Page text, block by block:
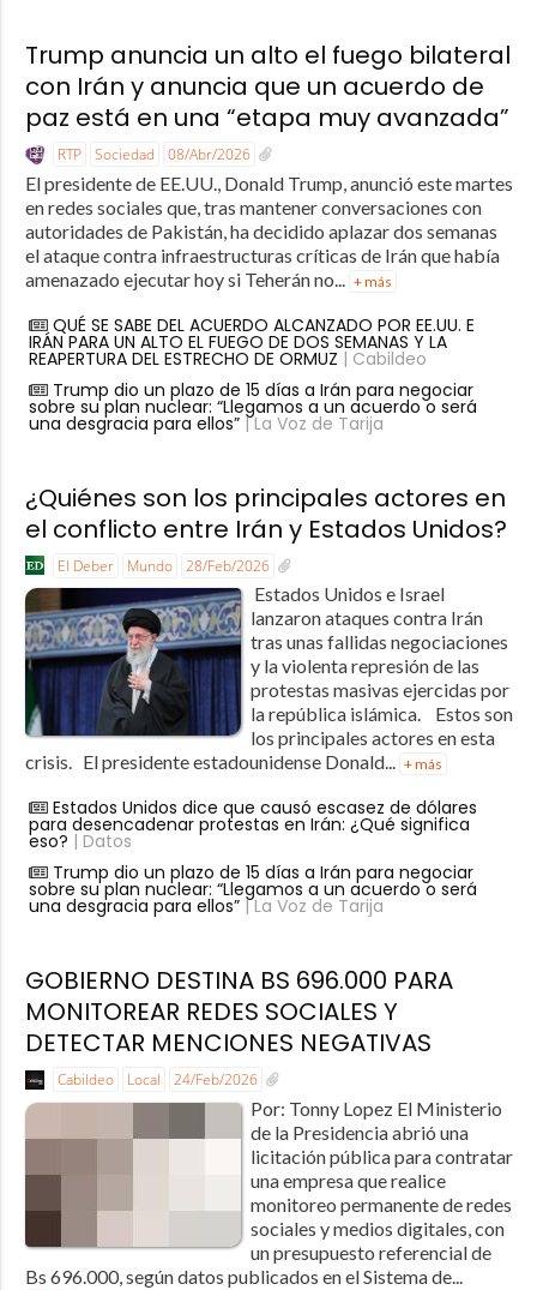
Trump anuncia un alto el fuego bilateral
con Irán y anuncia que un acuerdo de
paz está en una “etapa muy avanzada”
RTP Sociedad 08/Abr/2026
El presidente de EE.UU., Donald Trump, anunció este martes
en redes sociales que, tras mantener conversaciones con
autoridades de Pakistán, ha decidido aplazar dos semanas
el ataque contra infraestructuras críticas de Irán que había
amenazado ejecutar hoy si Teherán no...
+ más
QUÉ SE SABE DEL ACUERDO ALCANZADO POR EE.UU. E
IRÁN PARA UN ALTO EL FUEGO DE DOS SEMANAS Y LA
REAPERTURA DEL ESTRECHO DE ORMUZ | Cabildeo
Trump dio un plazo de 15 días a Irán para negociar
sobre su plan nuclear: “Llegamos a un acuerdo o será
una desgracia para ellos”| La Voz de Tarija
¿Quiénes son los principales actores en
el conflicto entre Irán y Estados Unidos?
El Deber Mundo 28/Feb/2026
Estados Unidos e Israel
lanzaron ataques contra Irán
tras unas fallidas negociaciones
y la violenta represión de las
protestas masivas ejercidas por
la república islámica. Estos son
los principales actores en esta
crisis. El presidente estadounidense Donald... + más
Estados Unidos dice que causó escasez de dólares
para desencadenar protestas en Irán: ¿Qué significa
eso? | Datos
Trump dio un plazo de 15 días a Irán para negociar
sobre su plan nuclear: “Llegamos a un acuerdo o será
una desgracia para ellos”| La Voz de Tarija
GOBIERNO DESTINA BS 696.000 PARA
MONITOREAR REDES SOCIALES Y
DETECTAR MENCIONES NEGATIVAS
Cabildeo Local 24/Feb/2026
Por: Tonny Lopez El Ministerio
de la Presidencia abrió una
licitación pública para contratar
una empresa que realice
monitoreo permanente de redes
sociales y medios digitales, con
un presupuesto referencial de
Bs 696.000, según datos publicados en el Sistema de...